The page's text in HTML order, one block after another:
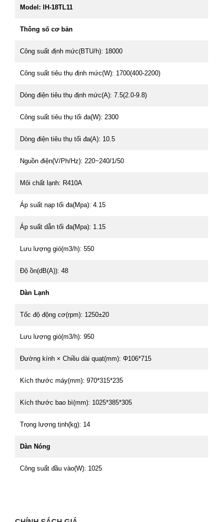
Model: IH-18TL11
Thông số cơ bản
Công suất định mức(BTU/h): 18000
Công suất tiêu thụ định mức(W): 1700(400-2200)
Dòng điện tiêu thụ định mức(A): 7.5(2.0-9.8)
Công suất tiêu thụ tối đa(W): 2300
Dòng điện tiêu thụ tối đa(A): 10.5
Nguồn điện(V/Ph/Hz): 220~240/1/50
Môi chất lạnh: R410A
Áp suất nạp tối đa(Mpa): 4.15
Áp suất dẫn tối đa(Mpa): 1.15
Lưu lượng gió(m3/h): 550
Độ ồn(dB(A)): 48
Dàn Lạnh
Tốc độ động cơ(rpm): 1250±20
Lưu lượng gió(m3/h): 950
Đường kính × Chiều dài quạt(mm): Φ106*715
Kích thước máy(mm): 970*315*235
Kích thước bao bì(mm): 1025*385*305
Trọng lượng tịnh(kg): 14
Dàn Nóng
Công suất đầu vào(W): 1025